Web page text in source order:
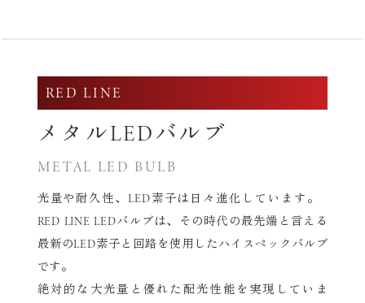
RED LINE
メタルLEDバルブ
METAL LED BULB
光量や耐久性、LED素子は日々進化しています。
RED LINE LEDバルブは、その時代の最先端と言える
最新のLED素子と回路を使用したハイスペックバルブ
です。
絶対的な大光量と優れた配光性能を実現していま